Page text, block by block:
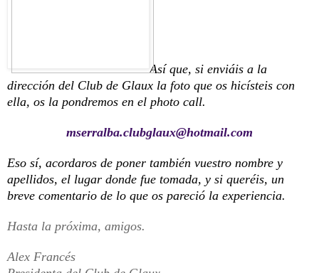
Así que, si enviáis a la
dirección del Club de Glaux la foto que os hicísteis con
ella, os la pondremos en el photo call.
mserralba.clubglaux@hotmail.com
Eso sí, acordaros de poner también vuestro nombre y
apellidos, el lugar donde fue tomada, y si queréis, un
breve comentario de lo que os pareció la experiencia.
Hasta la próxima, amigos.
Alex Francés